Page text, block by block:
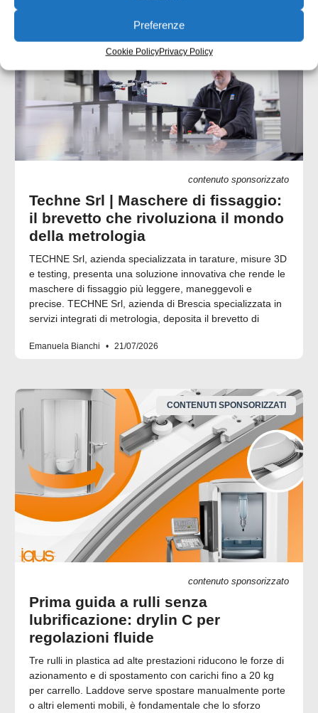
Preferenze
Cookie PolicyPrivacy Policy
contenuto sponsorizzato
Techne Srl | Maschere di fissaggio:
il brevetto che rivoluziona il mondo
della metrologia
TECHNE Srl, azienda specializzata in tarature, misure 3D
e testing, presenta una soluzione innovativa che rende le
maschere di fissaggio più leggere, maneggevoli e
precise. TECHNE Srl, azienda di Brescia specializzata in
servizi integrati di metrologia, deposita il brevetto di
Emanuela Bianchi 21/07/2026
CONTENUTI SPONSORIZZATI
contenuto sponsorizzato
Prima guida a rulli senza
lubrificazione: drylin C per
regolazioni fluide
Tre rulli in plastica ad alte prestazioni riducono le forze di
azionamento e di spostamento con carichi fino a 20 kg
per carrello. Laddove serve spostare manualmente porte
o altri elementi mobili, è fondamentale che lo sforzo